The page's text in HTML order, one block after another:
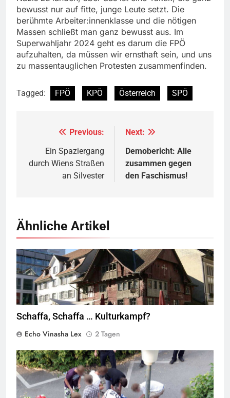
bewusst nur auf fitte, junge Leute setzt. Die
berühmte Arbeiter:innenklasse und die nötigen
Massen schließt man ganz bewusst aus. Im
Superwahljahr 2024 geht es darum die FPÖ
aufzuhalten, da müssen wir ernsthaft sein, und uns
zu massentauglichen Protesten zusammenfinden.
Tagged: FPÖ KPÖ Österreich SPÖ
Beitragsnavigation
Previous:
Ein Spaziergang
durch Wiens Straßen
an Silvester
Next:
Demobericht: Alle
zusammen gegen
den Faschismus!
Ähnliche Artikel
Rotes Haus, Dornbirn,Quelle© Böhringer FriedrichCC BY-SA 2.5
Wikimedia Commons
Schaffa, Schaffa … Kulturkampf?
Echo Vinasha Lex
2 Tagen
Jugendliche verlieren im öffentlichen Raum zunehmend ihre
Freiheiten,Quelle © Armin KübelbeckCC-BY-SA-3.0